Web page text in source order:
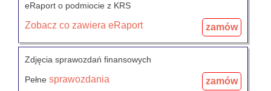
eRaport o podmiocie z KRS
Zobacz co zawiera eRaport zamów
Zdjęcia sprawozdań finansowych
Pełne sprawozdania zamów